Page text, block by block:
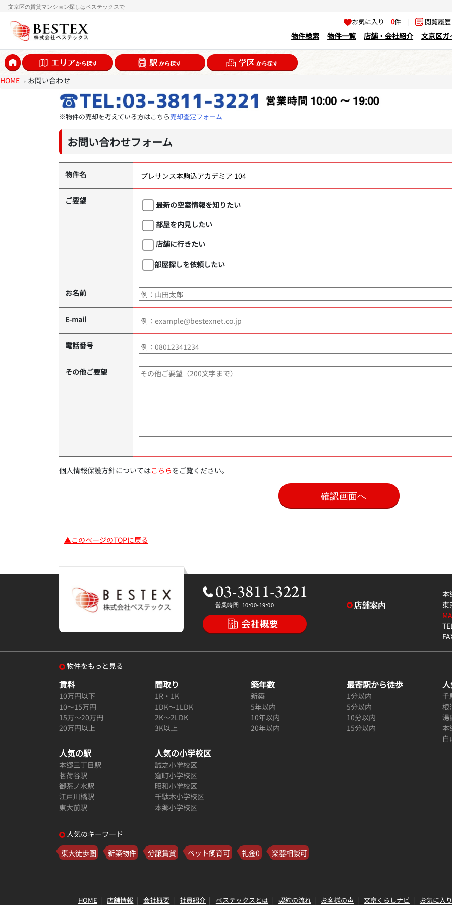
文京区の賃貸マンション探しはベステックスで
お気に入り0件 | 閲覧履
物件検索 物件一覧 店舗・会社紹介 文京区ガ
HOME お問い合わせ
※物件の売却を考えている方はこちら売却査定フォーム
お問い合わせフォーム
物件名
ご要望
最新の空室情報を知りたい
部屋を内見したい
店舗に行きたい
部屋探しを依頼したい
お名前
E-mail
電話番号
その他ご要望
個人情報保護方針についてはこちらをご覧ください。
▲このページのTOPに戻る
本
東
物件をもっと見る
賃料
10万円以下
10～15万円
15万～20万円
20万円以上
間取り
1R・1K
1DK～1LDK
2K～2LDK
3K以上
築年数
新築
5年以内
10年以内
20年以内
最寄駅から徒歩
1分以内
5分以内
10分以内
15分以内
千
根
湯
本
白
人気の駅
本郷三丁目駅
茗荷谷駅
御茶ノ水駅
江戸川橋駅
東大前駅
人気の小学校区
誠之小学校区
窪町小学校区
昭和小学校区
千駄木小学校区
本郷小学校区
人気のキーワード
東大徒歩圏
新築物件 分譲賃貸 ペット飼育可 礼金0 楽器相談可
HOME 店舗情報 会社概要 社員紹介 ベステックスとは 契約の流れ お客様の声 文京くらしナビ お気に入